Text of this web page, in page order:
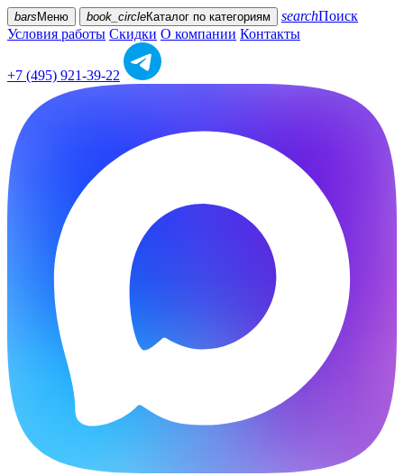
bars Меню book_circleКаталог по категориям searchПоиск
Условия работы Скидки О компании Контакты
+7 (495) 921-39-22